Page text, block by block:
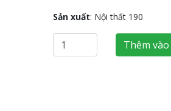
Sản xuất: Nội thất 190